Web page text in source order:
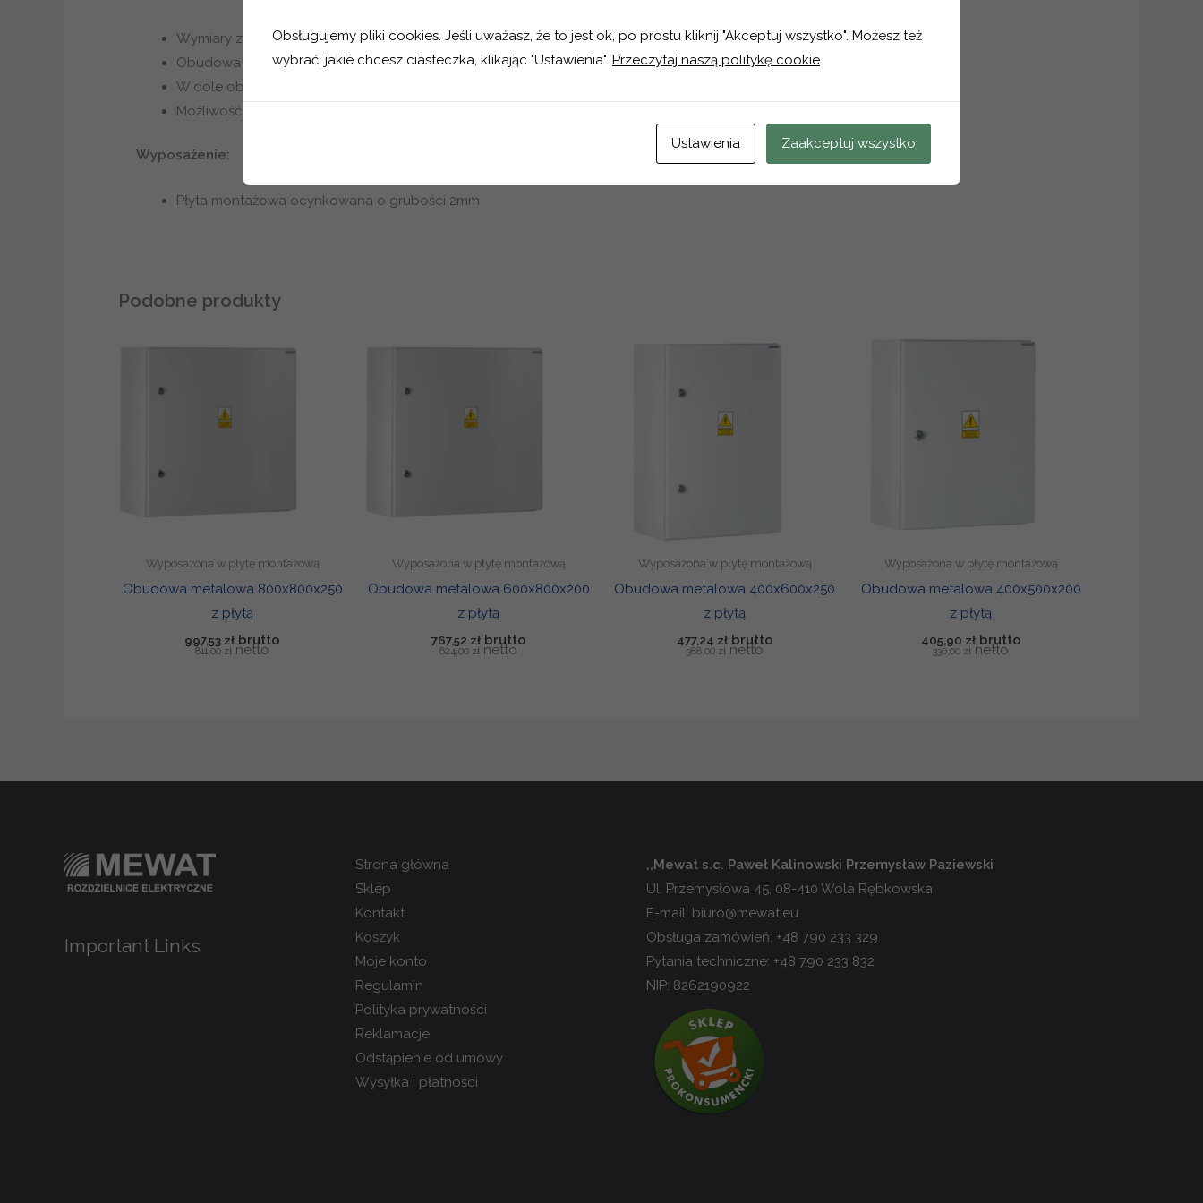
Wymiary zewnętrzne (SxWxG) – 400x500x250
Obudowa wykonana z blachy stalowej pokrytej lakierem proszkowym
W dole obudowy aluminiowa płyta dławnicowa
Możliwość swobodnej zmiany kierunku otwierania drzwi
Wyposażenie:
Płyta montażowa ocynkowana o grubości 2mm
Podobne produkty
Wyposażona w płytę montażową
Obudowa metalowa 800x800x250
z płytą
997,53 zł
811,00 zł
Wyposażona w płytę montażową
Obudowa metalowa 600x800x200
z płytą
767,52 zł
624,00 zł
Wyposażona w płytę montażową
Obudowa metalowa 400x600x250
z płytą
477,24 zł
388,00 zł
Wyposażona w płytę montażową
Obudowa metalowa 400x500x200
z płytą
405,90 zł
330,00 zł
Important Links
Strona główna
Sklep
Kontakt
Koszyk
Moje konto
Regulamin
Polityka prywatności
Reklamacje
Odstąpienie od umowy
Wysyłka i płatności
,,Mewat s.c. Paweł Kalinowski Przemysław Paziewski
Ul. Przemysłowa 45, 08-410 Wola Rębkowska
E-mail: biuro@mewat.eu
Obsługa zamówień: +48 790 233 329
Pytania techniczne: +48 790 233 832
NIP: 8262190922
Obsługujemy pliki cookies. Jeśli uważasz, że to jest ok, po prostu kliknij "Akceptuj wszystko". Możesz też
wybrać, jakie chcesz ciasteczka, klikając "Ustawienia". Przeczytaj naszą politykę cookie
Ustawienia Zaakceptuj wszystko